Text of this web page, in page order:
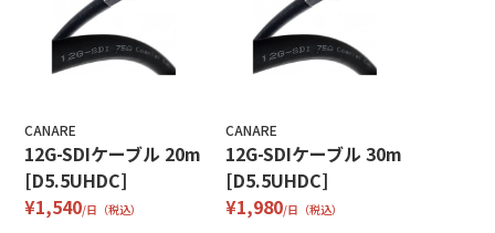
CANARE
12G-SDIケーブル 20m
[D5.5UHDC]
¥1,540/日（税込）
CANARE
12G-SDIケーブル 30m
[D5.5UHDC]
¥1,980/日（税込）